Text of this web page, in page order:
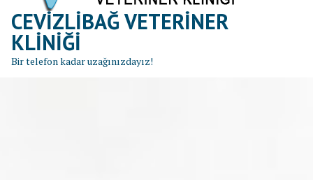
CEVIZLIBAĞ VETERINER
KLINIĞI
Bir telefon kadar uzağınızdayız!